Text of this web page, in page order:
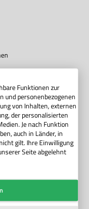
Funktionen zur
und personenbezogenen
von Inhalten, externen
der personalisierten
Je nach Funktion
auch in Länder, in
gilt. Ihre Einwilligung
Seite abgelehnt